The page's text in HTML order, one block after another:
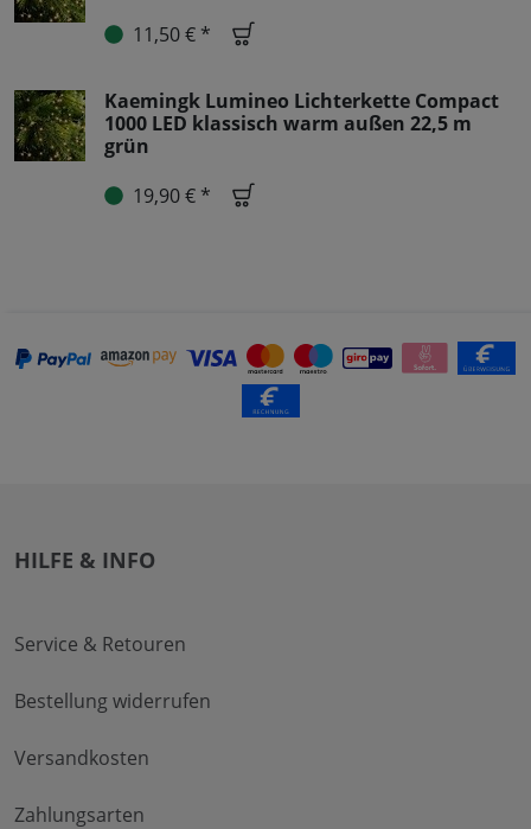
11,50 € *
Kaemingk Lumineo Lichterkette Compact
1000 LED klassisch warm außen 22,5 m
grün
19,90 € *
HILFE & INFO
Service & Retouren
Bestellung widerrufen
Versandkosten
Zahlungsarten